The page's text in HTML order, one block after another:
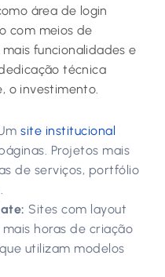
área de login
com meios de
funcionalidades e
técnica
o investimento.
site institucional
Projetos mais
de serviços, portfólio
Sites com layout
horas de criação
utilizam modelos